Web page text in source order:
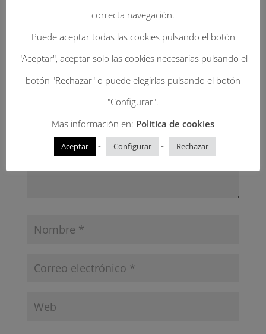
Enviar Un Comentario
Tu dirección de correo electrónico no será
publicada.Los campos obligatorios están
marcados con*
correcta navegación.
Puede aceptar todas las cookies pulsando el botón
"Aceptar", aceptar solo las cookies necesarias pulsando el
botón "Rechazar" o puede elegirlas pulsando el botón
"Configurar".
Mas información en: Política de cookies
Aceptar - Configurar - Rechazar